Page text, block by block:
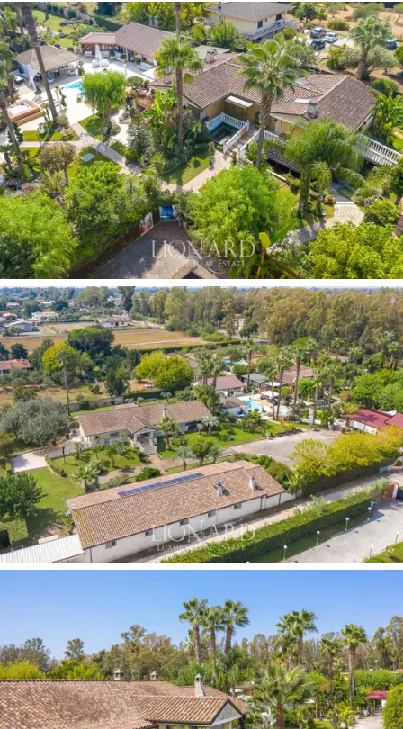
створюючи казкову атмосферу спокою, а витончені
декоративні елементи надають престижному майну
вишуканої елегантності. У власності є велика
приватна автостоянка, яка є його великою доданою
вартістю, яка підкреслює запропонований комфорт, а
також можливість придбати причал у цій місцевості.
Занурений у незабруднений зелений пейзаж на
околицях Риму, менш ніж за годину від двох
міжнародних аеропортів,розкішна нерухомістьце
ідеальне місце проживання, щоб повністю
насолоджуватися спокоєм.